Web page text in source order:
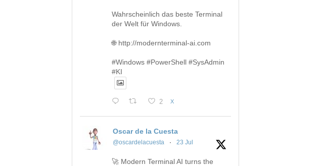
Wahrscheinlich das beste Terminal
der Welt für Windows.
🌐 http://modernterminal-ai.com
#Windows #PowerShell #SysAdmin
#KI
2 X
Oscar de la Cuesta
@oscardelacuesta · 23 Jul
🚀 Modern Terminal AI turns the